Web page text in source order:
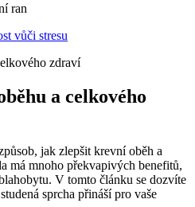
ran
vůči stresu
a celkového
jak zlepšit krevní oběh a
má mnoho překvapivých benefitů,
V tomto článku se dozvíte
sprcha přináší pro vaše